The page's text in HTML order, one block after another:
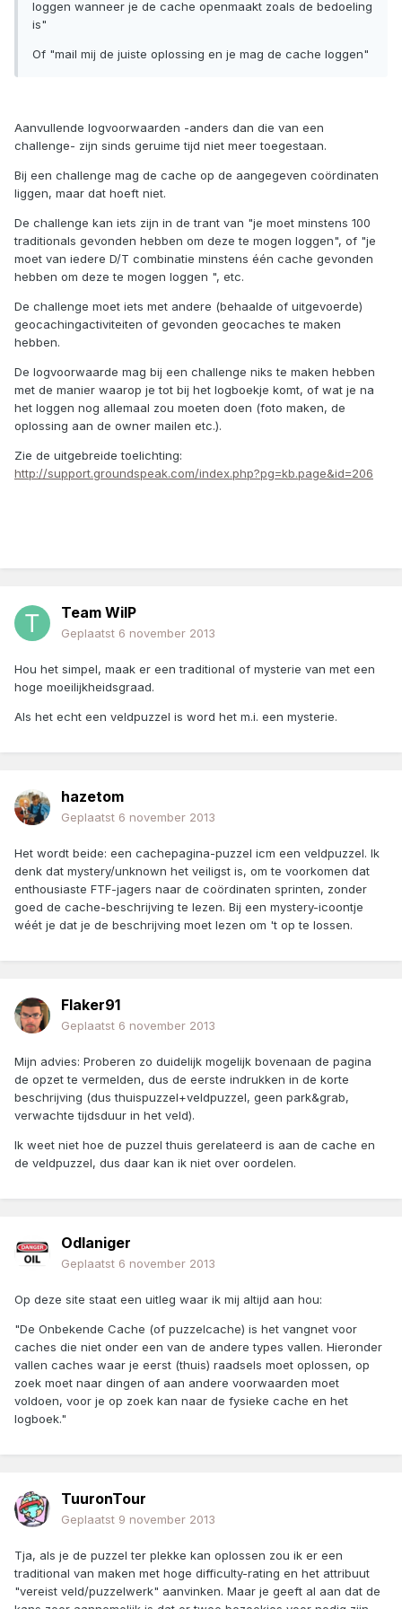
loggen wanneer je de cache openmaakt zoals de bedoeling
is"
Of "mail mij de juiste oplossing en je mag de cache loggen"
Aanvullende logvoorwaarden -anders dan die van een
challenge- zijn sinds geruime tijd niet meer toegestaan.
Bij een challenge mag de cache op de aangegeven coördinaten
liggen, maar dat hoeft niet.
De challenge kan iets zijn in de trant van "je moet minstens 100
traditionals gevonden hebben om deze te mogen loggen", of "je
moet van iedere D/T combinatie minstens één cache gevonden
hebben om deze te mogen loggen ", etc.
De challenge moet iets met andere (behaalde of uitgevoerde)
geocachingactiviteiten of gevonden geocaches te maken
hebben.
De logvoorwaarde mag bij een challenge niks te maken hebben
met de manier waarop je tot bij het logboekje komt, of wat je na
het loggen nog allemaal zou moeten doen (foto maken, de
oplossing aan de owner mailen etc.).
Zie de uitgebreide toelichting:
http://support.groundspeak.com/index.php?pg=kb.page&id=206
Team WilP
Geplaatst 6 november 2013
Hou het simpel, maak er een traditional of mysterie van met een
hoge moeilijkheidsgraad.
Als het echt een veldpuzzel is word het m.i. een mysterie.
hazetom
Geplaatst 6 november 2013
Het wordt beide: een cachepagina-puzzel icm een veldpuzzel. Ik
denk dat mystery/unknown het veiligst is, om te voorkomen dat
enthousiaste FTF-jagers naar de coördinaten sprinten, zonder
goed de cache-beschrijving te lezen. Bij een mystery-icoontje
wéét je dat je de beschrijving moet lezen om 't op te lossen.
Flaker91
Geplaatst 6 november 2013
Mijn advies: Proberen zo duidelijk mogelijk bovenaan de pagina
de opzet te vermelden, dus de eerste indrukken in de korte
beschrijving (dus thuispuzzel+veldpuzzel, geen park&grab,
verwachte tijdsduur in het veld).
Ik weet niet hoe de puzzel thuis gerelateerd is aan de cache en
de veldpuzzel, dus daar kan ik niet over oordelen.
Odlaniger
Geplaatst 6 november 2013
Op deze site staat een uitleg waar ik mij altijd aan hou:
"De Onbekende Cache (of puzzelcache) is het vangnet voor
caches die niet onder een van de andere types vallen. Hieronder
vallen caches waar je eerst (thuis) raadsels moet oplossen, op
zoek moet naar dingen of aan andere voorwaarden moet
voldoen, voor je op zoek kan naar de fysieke cache en het
logboek."
TuuronTour
Geplaatst 9 november 2013
Tja, als je de puzzel ter plekke kan oplossen zou ik er een
traditional van maken met hoge difficulty-rating en het attribuut
"vereist veld/puzzelwerk" aanvinken. Maar je geeft al aan dat de